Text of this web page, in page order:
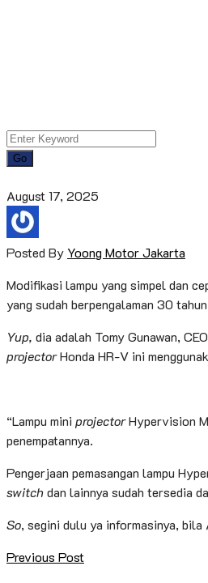
August 17, 2025
Posted By Yoong Motor Jakarta
Modifikasi lampu yang simpel dan
yang sudah berpengalaman 30
Yup, dia adalah Tomy Gunawan,
projectorHonda HR-V ini
“Lampu mini projectorHypervision
penempatannya.
Pengerjaan pemasangan lampu
switchdan lainnya sudah tersedia
So, segini dulu ya informasinya,
Previous Post